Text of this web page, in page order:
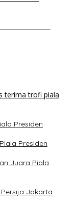
Presiden
Presiden
Juara Piala
Jakarta